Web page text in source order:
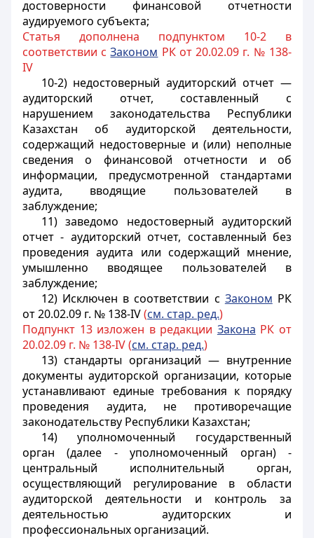
достоверности финансовой отчетности
аудируемого субъекта;
Статья дополнена подпунктом 10-2 в
соответствии сЗаконом РК от 20.02.09 г. № 138-
IV
10-2) недостоверный аудиторский отчет —
аудиторский отчет, составленный с
нарушением законодательства Республики
Казахстан об аудиторской деятельности,
содержащий недостоверные и (или) неполные
сведения о финансовой отчетности и об
информации, предусмотренной стандартами
аудита, вводящие пользователей в
заблуждение;
11) заведомо недостоверный аудиторский
отчет - аудиторский отчет, составленный без
проведения аудита или содержащий мнение,
умышленно вводящее пользователей в
заблуждение;
12) Исключен в соответствии с Законом РК
от 20.02.09 г. № 138-IV(см. стар. ред.)
Подпункт 13 изложен в редакции Закона РК от
20.02.09 г. № 138-IV (см. стар. ред.)
13) стандарты организаций — внутренние
документы аудиторской организации, которые
устанавливают единые требования к порядку
проведения аудита, не противоречащие
законодательству Республики Казахстан;
14) уполномоченный государственный
орган (далее - уполномоченный орган) -
центральный исполнительный орган,
осуществляющий регулирование в области
аудиторской деятельности и контроль за
деятельностью аудиторских и
профессиональных организаций.